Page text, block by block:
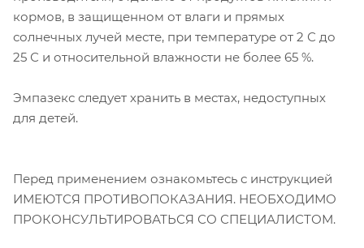
кормов, в защищенном от влаги и прямых
солнечных лучей месте, при температуре от 2 С до
25 С и относительной влажности не более 65 %.
Эмпазекс следует хранить в местах, недоступных
для детей.
Перед применением ознакомьтесь с инструкцией
ИМЕЮТСЯ ПРОТИВОПОКАЗАНИЯ. НЕОБХОДИМО
ПРОКОНСУЛЬТИРОВАТЬСЯ СО СПЕЦИАЛИСТОМ.